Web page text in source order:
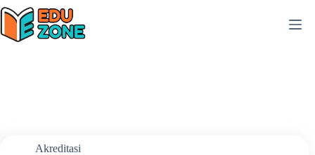
Skip
to
content
Akreditasi